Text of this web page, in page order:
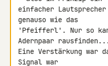
einfacher
genauso wie das
'Pfeifferl'. Nur so
Adernpaar
Eine Verstärkung war
Signal war